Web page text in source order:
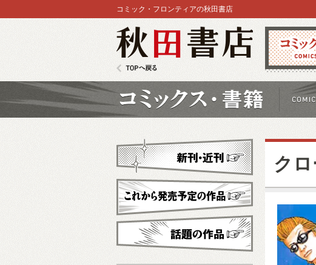
秋田書店
コミックス
TOPへ戻る
コミック・フロンティアの秋田書店
ク
新刊・近刊
これから発売予定